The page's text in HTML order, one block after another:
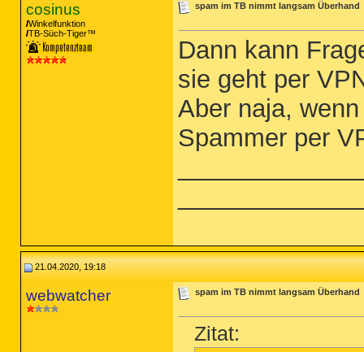
cosinus
Winkelfunktion
TB-Süch-Tiger™
spam im TB nimmt langsam Überhand
Dann kann
sie geht per
Aber naja,
Spammer per
21.04.2020, 19:18
webwatcher spam im TB nimmt langsam Überhand
Zitat: